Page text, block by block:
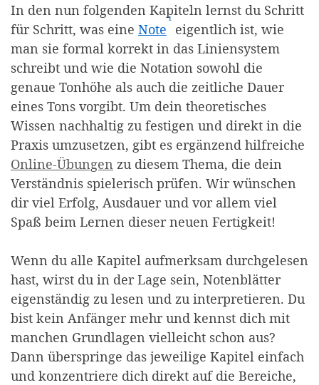
In den nun folgenden Kapiteln lernst du Schritt
für Schritt, was eine Note (Affiliate-Link)
¹ eigentlich ist, wie
man sie formal korrekt in das Liniensystem
schreibt und wie die Notation sowohl die
genaue Tonhöhe als auch die zeitliche Dauer
eines Tons vorgibt. Um dein theoretisches
Wissen nachhaltig zu festigen und direkt in die
Praxis umzusetzen, gibt es ergänzend hilfreiche
Online-Übungen zu diesem Thema, die dein
Verständnis spielerisch prüfen. Wir wünschen
dir viel Erfolg, Ausdauer und vor allem viel
Spaß beim Lernen dieser neuen Fertigkeit!
Wenn du alle Kapitel aufmerksam durchgelesen
hast, wirst du in der Lage sein, Notenblätter
eigenständig zu lesen und zu interpretieren. Du
bist kein Anfänger mehr und kennst dich mit
manchen Grundlagen vielleicht schon aus?
Dann überspringe das jeweilige Kapitel einfach
und konzentriere dich direkt auf die Bereiche,